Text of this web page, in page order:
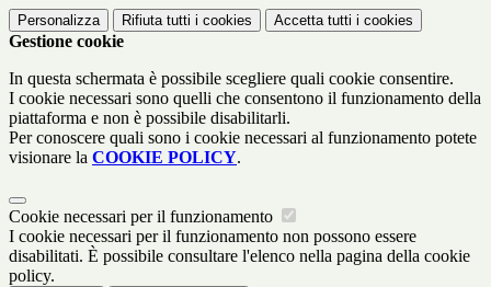
Personalizza Rifiuta tutti i cookies Accetta tutti i cookies
Gestione cookie
In questa schermata è possibile scegliere quali cookie consentire.
I cookie necessari sono quelli che consentono il funzionamento della
piattaforma e non è possibile disabilitarli.
Per conoscere quali sono i cookie necessari al funzionamento potete
visionare la COOKIE POLICY.
Cookie necessari per il funzionamento
I cookie necessari per il funzionamento non possono essere
disabilitati. È possibile consultare l'elenco nella pagina della cookie
policy.